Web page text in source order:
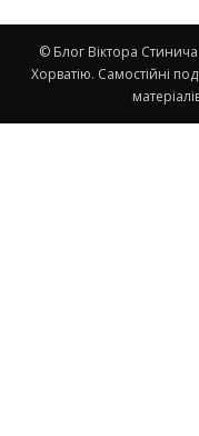
© Блог Віктора
Хорватію. Самостійні